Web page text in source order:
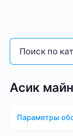
Асик
Параметры